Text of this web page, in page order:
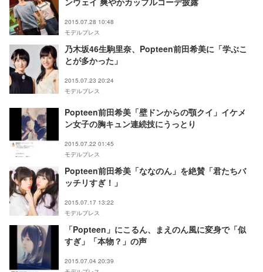
2015.07.28 10:48
モデルプレス
乃木坂46生駒里奈、Popteen前田希美に「学ぶこ
とが多かった」
2015.07.23 20:24
モデルプレス
Popteen前田希美「壁ドンからの顎クイ」イケメ
ン女子の胸キュン連続技にうっとり
2015.07.22 01:45
モデルプレス
Popteen前田希美「ななのん」を絶賛「君たちバ
ッチリすぎ！」
2015.07.17 13:22
モデルプレス
「Popteen」にこるん、まえのん風に変身で「似
すぎ」「本物？」の声
2015.07.04 20:39